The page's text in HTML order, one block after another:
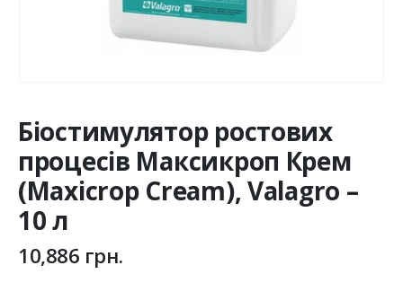
Біостимулятор ростових
процесів Максикроп Крем
(Maxicrop Сream), Valagro –
10 л
10,886 грн.